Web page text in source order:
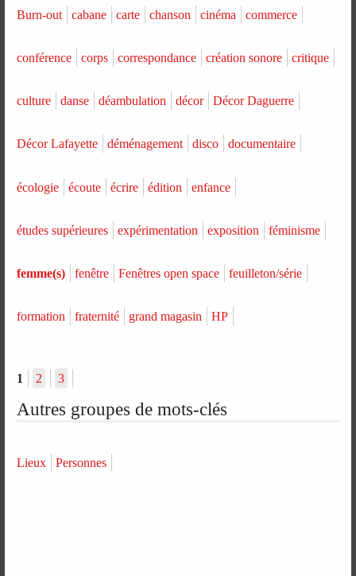
Burn-out cabane carte chanson cinéma commerce
conférence corps correspondance création sonore critique
culture danse déambulation décor Décor Daguerre
Décor Lafayette déménagement disco documentaire
écologie écoute écrire édition enfance
études supérieures expérimentation exposition féminisme
femme(s) fenêtre Fenêtres open space feuilleton/série
formation fraternité grand magasin HP
1 2 3
Autres groupes de mots-clés
Lieux Personnes